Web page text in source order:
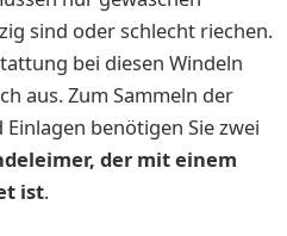
sind oder schlecht riechen.
bei diesen Windeln
aus. Zum Sammeln der
benötigen Sie zwei
der mit einem
ist.